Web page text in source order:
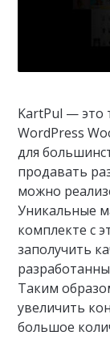
KartPul — это
WordPress
для
продавать
можно
Уникальные
комплекте с
заполучить
Таким
увеличить
большое